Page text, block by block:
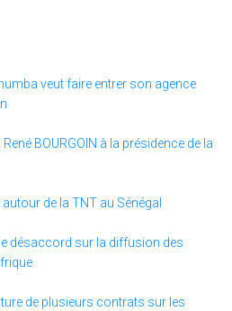
veut faire entrer son agence
BOURGOIN à la présidence de la
de la TNT au Sénégal
désaccord sur la diffusion des
de plusieurs contrats sur les